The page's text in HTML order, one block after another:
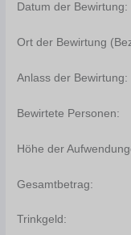
Datum der Bewirtung:
Ort der Bewirtung
Anlass der Bewirtung:
Bewirtete Personen:
Höhe der
Gesamtbetrag:
Trinkgeld: